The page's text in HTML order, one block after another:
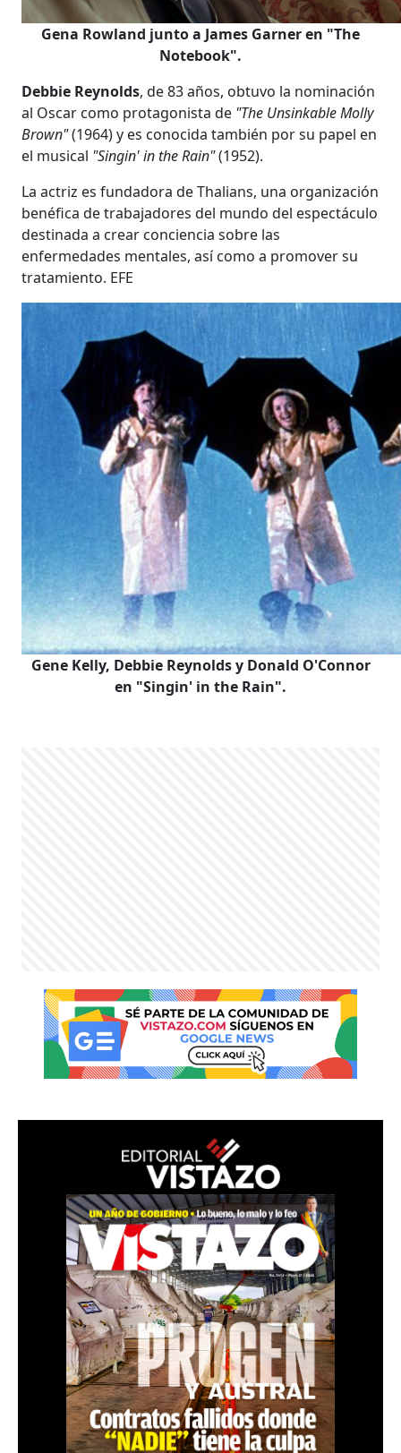
Gena Rowland junto a James Garner en "The
Notebook".
Debbie Reynolds, de 83 años, obtuvo la nominación
al Oscar como protagonista de "The Unsinkable Molly
Brown"(1964) y es conocida también por su papel en
el musical "Singin' in the Rain"(1952).
La actriz es fundadora de Thalians, una organización
benéfica de trabajadores del mundo del espectáculo
destinada a crear conciencia sobre las
enfermedades mentales, así como a promover su
tratamiento. EFE
Gene Kelly, Debbie Reynolds y Donald O'Connor
en "Singin' in the Rain".